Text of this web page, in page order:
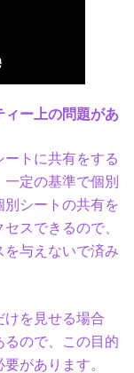
ィー上の問題があ
トに共有をする
定の基準で個別
シートの共有を
スできるので、
与えないで済み
けを見せる場合
ので、この目的
があります。